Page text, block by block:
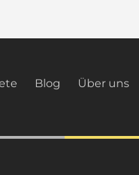
Blog Über uns